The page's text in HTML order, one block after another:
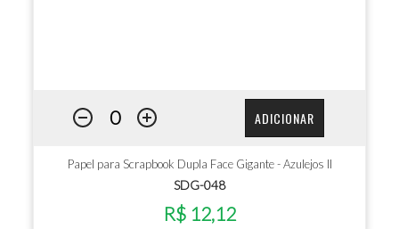
ADICIONAR
Papel para Scrapbook Dupla Face Gigante - Azulejos II
SDG-048
R$ 12,12